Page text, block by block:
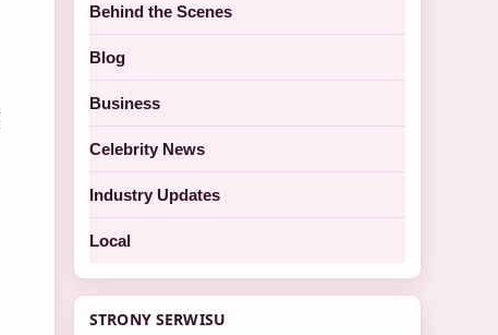
Behind the Scenes
Blog
Business
Celebrity News
Industry Updates
Local
STRONY SERWISU